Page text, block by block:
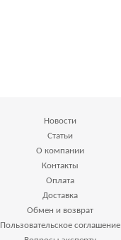
Новости
Статьи
О компании
Контакты
Оплата
Доставка
Обмен и возврат
Пользовательское соглашение